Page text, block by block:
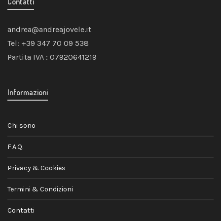
andrea@andreajovele.it
Tel: +39 347 70 09 538
Partita IVA : 07920641219
Informazioni
Chi sono
F.A.Q.
Privacy & Cookies
Termini & Condizioni
Contatti